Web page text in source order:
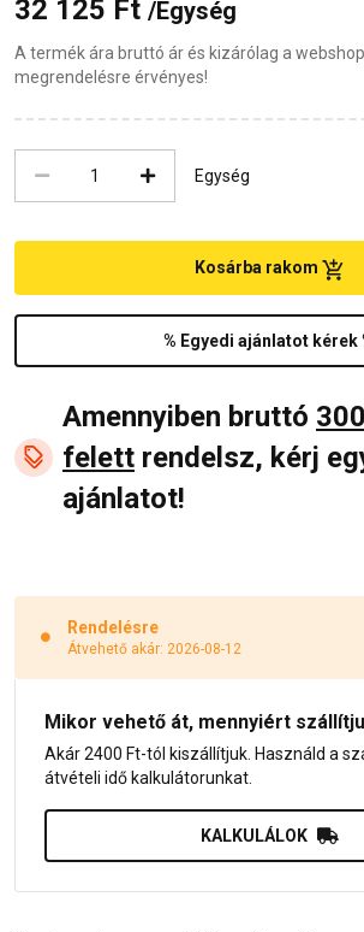
32 125 Ft /Egység
A termék ára bruttó ár és kizárólag a
megrendelésre érvényes!
Egység
% Egyedi ajánlatot kérek
Kosárba rakom
Amennyiben bruttó
felett rendelsz, kérj
ajánlatot!
Rendelésre
Átvehető akár: 2026-08-12
Mikor vehető át, mennyiért
Akár 2400 Ft-tól kiszállítjuk. Használd a
átvételi idő kalkulátorunkat.
KALKULÁLOK